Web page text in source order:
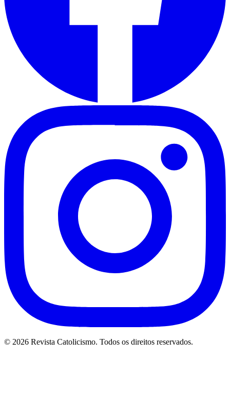
© 2026 Revista Catolicismo. Todos os direitos reservados.